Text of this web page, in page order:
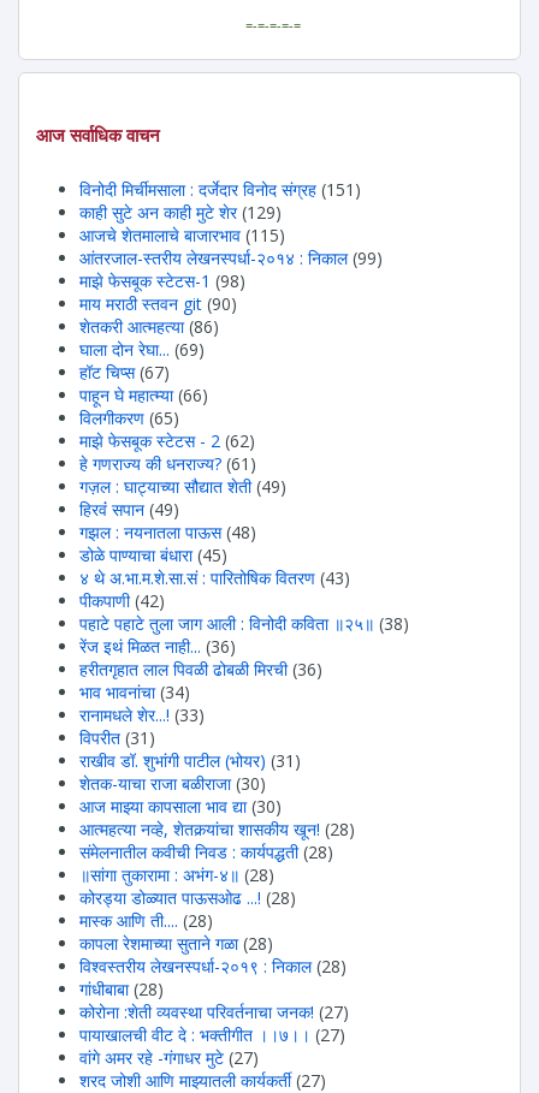
=-=-=-=-=
आज सर्वाधिक वाचन
विनोदी मिर्चीमसाला : दर्जेदार विनोद संग्रह (151)
काही सुटे अन काही मुटे शेर (129)
आजचे शेतमालाचे बाजारभाव (115)
आंतरजाल-स्तरीय लेखनस्पर्धा-२०१४ : निकाल (99)
माझे फेसबूक स्टेटस-1 (98)
माय मराठी स्तवन git (90)
शेतकरी आत्महत्या (86)
घाला दोन रेघा... (69)
हॉट चिप्स (67)
पाहून घे महात्म्या (66)
विलगीकरण (65)
माझे फेसबूक स्टेटस - 2 (62)
हे गणराज्य की धनराज्य? (61)
गज़ल : घाट्याच्या सौद्यात शेती (49)
हिरवंं सपान (49)
गझल : नयनातला पाऊस (48)
डोळे पाण्याचा बंधारा (45)
४ थे अ.भा.म.शे.सा.सं : पारितोषिक वितरण (43)
पीकपाणी (42)
पहाटे पहाटे तुला जाग आली : विनोदी कविता ॥२५॥ (38)
रेंज इथं मिळत नाही... (36)
हरीतगृहात लाल पिवळी ढोबळी मिरची (36)
भाव भावनांचा(34)
रानामधले शेर...! (33)
विपरीत (31)
राखीव डॉ. शुभांगी पाटील (भोयर) (31)
शेतक-याचा राजा बळीराजा (30)
आज माझ्या कापसाला भाव द्या(30)
आत्महत्या नव्हे, शेतकर्‍यांचा शासकीय खून! (28)
संमेलनातील कवीची निवड : कार्यपद्धती (28)
॥सांगा तुकारामा : अभंग-४॥ (28)
कोरड्या डोळ्यात पाऊसओढ ...! (28)
मास्क आणि ती.... (28)
कापला रेशमाच्या सुताने गळा (28)
विश्वस्तरीय लेखनस्पर्धा-२०१९ : निकाल (28)
गांधीबाबा (28)
कोरोना :शेती व्यवस्था परिवर्तनाचा जनक! (27)
पायाखालची वीट दे : भक्तीगीत ।।७।। (27)
वांगे अमर रहे -गंगाधर मुटे (27)
शरद जोशी आणि माझ्यातली कार्यकर्ती (27)